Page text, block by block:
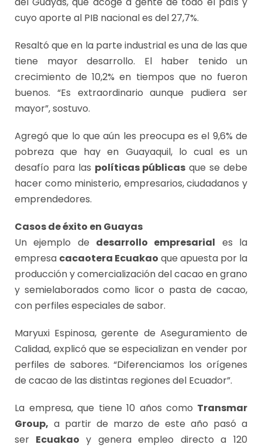
cuyo aporte al PIB nacional es del 27,7%.
Resaltó que en la parte industrial es una de las que
tiene mayor desarrollo. El haber tenido un
crecimiento de 10,2% en tiempos que no fueron
buenos. “Es extraordinario aunque pudiera ser
mayor”, sostuvo.
Agregó que lo que aún les preocupa es el 9,6% de
pobreza que hay en Guayaquil, lo cual es un
desafío para las políticas públicas que se debe
hacer como ministerio, empresarios, ciudadanos y
emprendedores.
Casos de éxito en Guayas
Un ejemplo de desarrollo empresarial es la
empresa cacaotera Ecuakao que apuesta por la
producción y comercialización del cacao en grano
y semielaborados como licor o pasta de cacao,
con perfiles especiales de sabor.
Maryuxi Espinosa, gerente de Aseguramiento de
Calidad, explicó que se especializan en vender por
perfiles de sabores. “Diferenciamos los orígenes
de cacao de las distintas regiones del Ecuador”.
La empresa, que tiene 10 años como Transmar
Group, a partir de marzo de este año pasó a
ser Ecuakao y genera empleo directo a 120